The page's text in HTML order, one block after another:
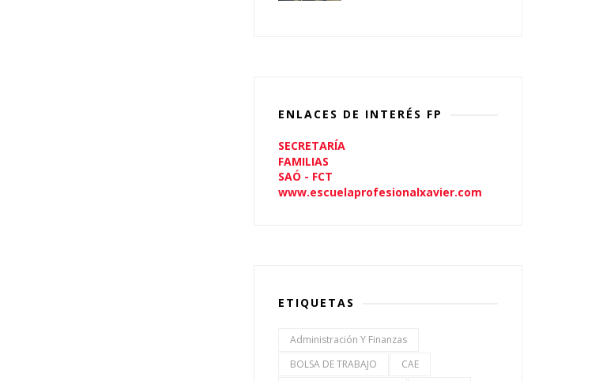
ENLACES DE INTERÉS FP
SECRETARÍA
FAMILIAS
SAÓ - FCT
www.escuelaprofesionalxavier.com
ETIQUETAS
Administración Y Finanzas
BOLSA DE TRABAJO
CAE